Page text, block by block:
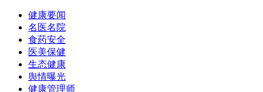
健康要闻
名医名院
食药安全
医美保健
生态健康
舆情曝光
健康管理师